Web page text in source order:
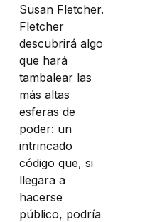
Susan Fletcher.
Fletcher
descubrirá algo
que hará
tambalear las
más altas
esferas de
poder: un
intrincado
código que, si
llegara a
hacerse
público, podría